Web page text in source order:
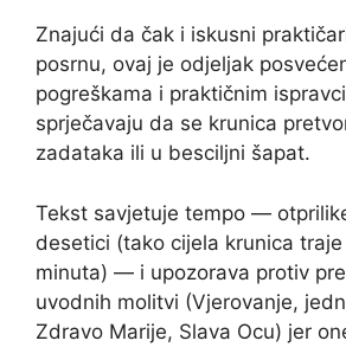
Znajući da čak i iskusni
posrnu, ovaj je odjeljak
pogreškama i praktičnim
sprječavaju da se krunica
zadataka ili u besciljni šapat.
Tekst savjetuje tempo —
desetici (tako cijela krunica
minuta) — i upozorava protiv
uvodnih molitvi (Vjerovanje,
Zdravo Marije, Slava Ocu) jer